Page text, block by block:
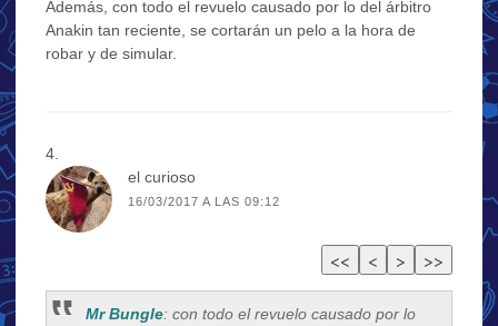
Además, con todo el revuelo causado por lo del árbitro
Anakin tan reciente, se cortarán un pelo a la hora de
robar y de simular.
el curioso
16/03/2017 A LAS 09:12
Mr Bungle: con todo el revuelo causado por lo